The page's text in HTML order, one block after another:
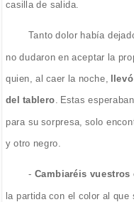
casilla de salida.
Tanto dolor había
no dudaron en aceptar la
quien, al caer la noche,
del tablero. Estas
para su sorpresa, solo
y otro negro.
- Cambiaréis vuestros
la partida con el color al que